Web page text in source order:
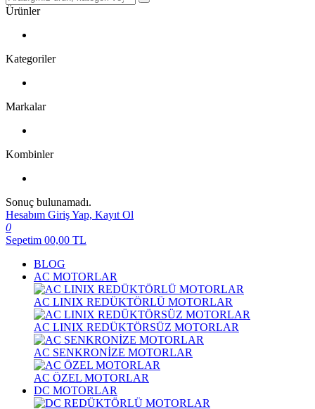
Ürünler
Kategoriler
Markalar
Kombinler
Sonuç bulunamadı.
Hesabım Giriş Yap, Kayıt Ol
0
Sepetim 00,00 TL
BLOG
AC MOTORLAR
AC LINIX REDÜKTÖRLÜ MOTORLAR
AC LINIX REDÜKTÖRSÜZ MOTORLAR
AC SENKRONİZE MOTORLAR
AC ÖZEL MOTORLAR
DC MOTORLAR